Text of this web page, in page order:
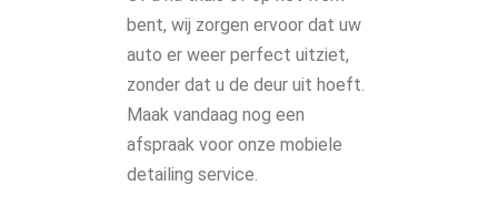
bent, wij zorgen ervoor dat uw
auto er weer perfect uitziet,
zonder dat u de deur uit hoeft.
Maak vandaag nog een
afspraak voor onze mobiele
detailing service.